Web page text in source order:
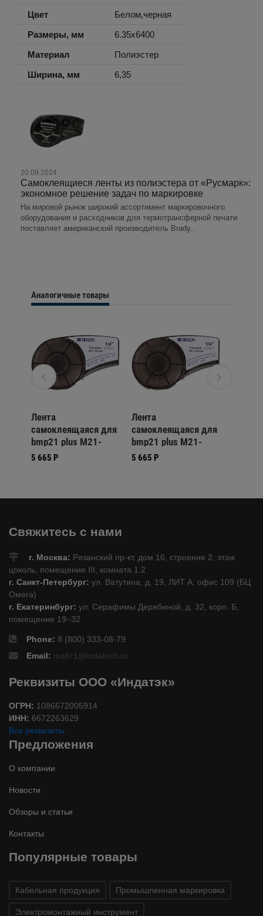
Цвет
Белом,черная
Размеры, мм
6.35x6400
Материал
Полиэстер
Ширина, мм
6,35
20.09.2024
Самоклеящиеся ленты из полиэстера от «Русмарк»:
экономное решение задач по маркировке
На мировой рынок широкий ассортимент маркировочного
оборудования и расходников для термотрансферной печати
поставляет американский производитель Brady...
Аналогичные товары
Лента
самоклеящаяся для
bmp21 plus M21-
250-423
5 665 Р
Лента
самоклеящаяся для
bmp21 plus M21-
250-430
5 665 Р
Свяжитесь с нами
г. Москва: Рязанский пр-кт, дом 16, строение 2, этаж
цоколь, помещение III, комната 1.2
г. Санкт-Петербург: ул. Ватутина, д. 19, ЛИТ А, офис 109 (БЦ
Омега)
г. Екатеринбург: ул. Серафимы Дерябиной, д. 32, корп. Б,
помещение 19–32
Phone: 8 (800) 333-08-79
Email: mail+1@indatech.ru
Реквизиты ООО «Индатэк»
ОГРН: 1086672005914
ИНН: 6672263629
Все реквизиты
Предложения
О компании
Новости
Обзоры и статьи
Контакты
Популярные товары
Кабельная продукция Промышленная маркировка
Электромонтажный инструмент